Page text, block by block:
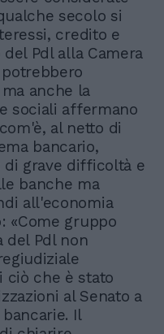
secolo si
credito e
Pdl alla Camera
anche la
sociali affermano
al netto di
bancario,
di grave difficoltà e
banche ma
all'economia
«Come gruppo
del Pdl non
ciò che è stato
al Senato a
Il